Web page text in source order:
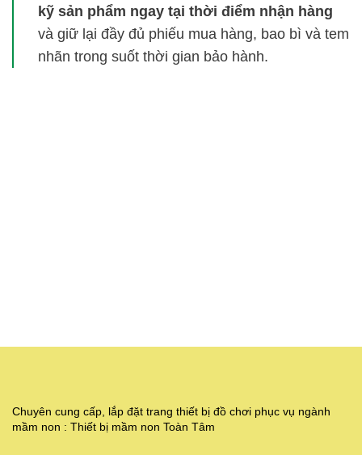
kỹ sản phẩm ngay tại thời điểm nhận hàng
và giữ lại đầy đủ phiếu mua hàng, bao bì và tem
nhãn trong suốt thời gian bảo hành.
Chuyên cung cấp, lắp đặt trang thiết bị đồ chơi phục vụ ngành
mầm non : Thiết bị mầm non Toàn Tâm